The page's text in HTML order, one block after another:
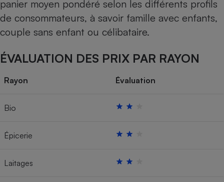
panier moyen pondéré selon les différents profils
de consommateurs, à savoir famille avec enfants,
couple sans enfant ou célibataire.
ÉVALUATION DES PRIX PAR RAYON
Rayon Évaluation
Bio
Épicerie
Laitages